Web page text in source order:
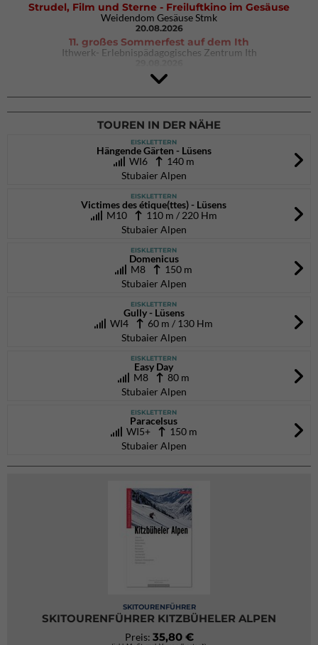
Strudel, Film und Sterne - Freiluftkino im Gesäuse
Weidendom Gesäuse Stmk
20.08.2026
11. großes Sommerfest auf dem Ith
Ithwerk- Erlebnispädagogisches Zentrum Ith
4Blocs KIDS 2026
DAV Kletter- & Boulderzentrum München Süd (Thalkirchen)
26.09.2026
TOUREN IN DER NÄHE
EISKLETTERN
Hängende Gärten - Lüsens
WI6 140 m
Stubaier Alpen
EISKLETTERN
Victimes des étique(ttes) - Lüsens
M10 110 m / 220 Hm
Stubaier Alpen
EISKLETTERN
Domenicus
M8
150 m
Stubaier Alpen
EISKLETTERN
Gully - Lüsens
WI4
60 m / 130 Hm
Stubaier Alpen
EISKLETTERN
Easy Day
M8
80 m
Stubaier Alpen
EISKLETTERN
Paracelsus
WI5+ 150 m
Stubaier Alpen
SKITOURENFÜHRER
SKITOURENFÜHRER KITZBÜHELER ALPEN
Preis: 35,80 €